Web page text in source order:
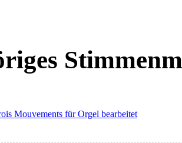
Mouvements für Orgel bearbeitet